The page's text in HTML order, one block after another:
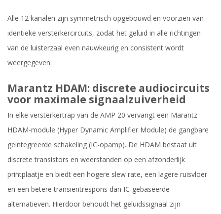
Alle 12 kanalen zijn symmetrisch opgebouwd en voorzien van
identieke versterkercircuits, zodat het geluid in alle richtingen
van de luisterzaal even nauwkeurig en consistent wordt
weergegeven.
Marantz HDAM: discrete audiocircuits
voor maximale signaalzuiverheid
In elke versterkertrap van de AMP 20 vervangt een Marantz
HDAM-module (Hyper Dynamic Amplifier Module) de gangbare
geintegreerde schakeling (IC-opamp). De HDAM bestaat uit
discrete transistors en weerstanden op een afzonderlijk
printplaatje en biedt een hogere slew rate, een lagere ruisvloer
en een betere transientrespons dan IC-gebaseerde
alternatieven. Hierdoor behoudt het geluidssignaal zijn